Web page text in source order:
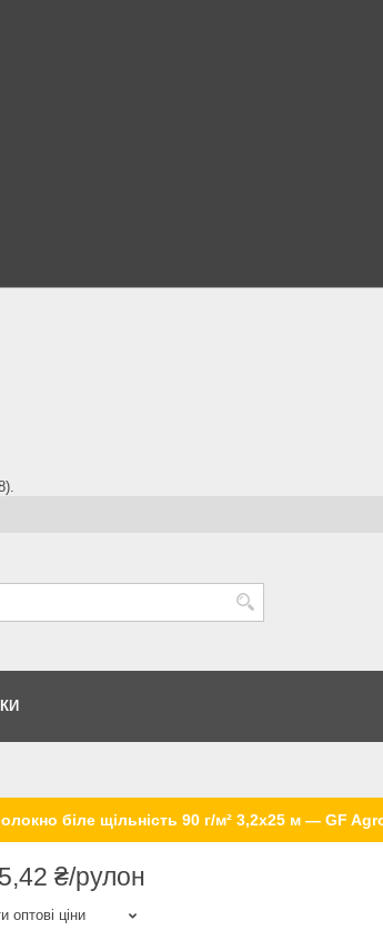
біле щільність 90 г/м² 3,2x25 м — GF
₴/рулон
оптові ціни